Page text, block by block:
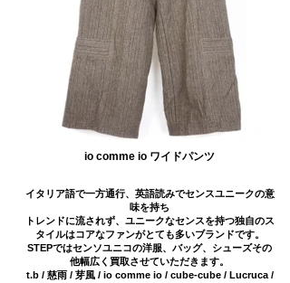
io comme io ワイドパンツ
イタリア語で一方通行、英語読みでセンスユニークの意
味を持ち
トレンドに流されず、ユニークなセンスを持つ独自のス
タイルはコアなファンがとても多いブランドです。
STEPではセンソユニコの洋服、バッグ、シューズその
他幅広く買取させていただきます。
t.b / 慈雨 / 芽風 / io comme io / cube-cube / Lucruca /